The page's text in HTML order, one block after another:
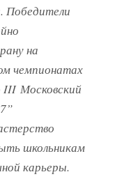
Победители
на
чемпионатах
Московский
школьникам
карьеры.